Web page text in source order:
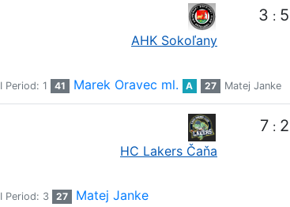
AHK Sokoľany
3 : 5
I Period: 1 41 Marek Oravec ml. A 27 Matej Janke
HC Lakers Čaňa
7 : 2
I Period: 3 27 Matej Janke